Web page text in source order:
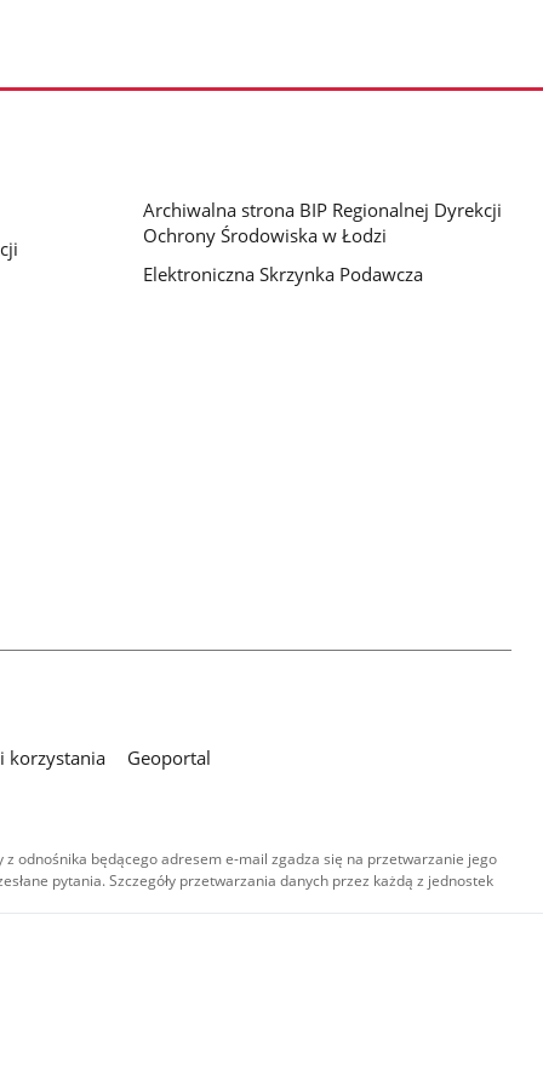
Archiwalna strona BIP Regionalnej Dyrekcji
Ochrony Środowiska w Łodzi
Elektroniczna Skrzynka Podawcza
korzystania
Geoportal
odnośnika będącego adresem e-mail zgadza się na przetwarzanie jego
pytania. Szczegóły przetwarzania danych przez każdą z jednostek